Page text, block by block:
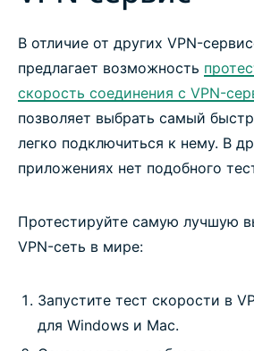
Никакой буферизации видео
Защита с момента
Протестируйте самую быструю
В отличие от других VPN-
предлагает возможность
скорость соединения с VPN-
позволяет выбрать самый
легко подключиться к нему. В
приложениях нет подобного
Протестируйте самую лучшую
VPN-сеть в мире:
Запустите тест скорости в
для Windows и Mac.